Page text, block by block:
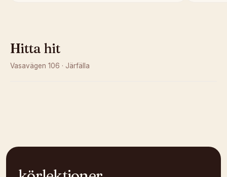
Hitta hit
Vasavägen 106 · Järfälla